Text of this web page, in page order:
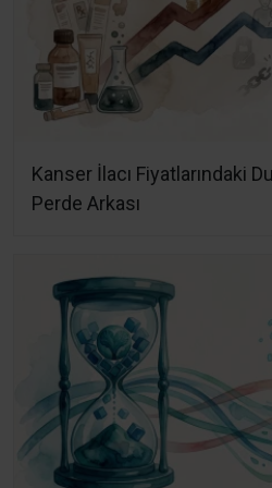
Kanser İlacı Fiyatlarındaki
Perde Arkası